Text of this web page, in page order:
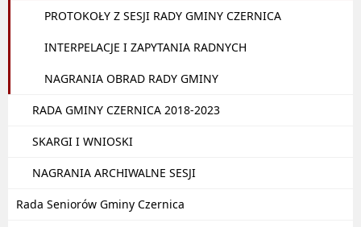
PROTOKOŁY Z SESJI RADY GMINY CZERNICA
INTERPELACJE I ZAPYTANIA RADNYCH
NAGRANIA OBRAD RADY GMINY
RADA GMINY CZERNICA 2018-2023
SKARGI I WNIOSKI
NAGRANIA ARCHIWALNE SESJI
Rada Seniorów Gminy Czernica